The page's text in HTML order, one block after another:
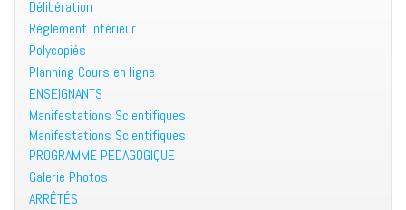
Délibération
Règlement intérieur
Polycopiés
Planning Cours en ligne
ENSEIGNANTS
Manifestations Scientifiques
Manifestations Scientifiques
PROGRAMME PEDAGOGIQUE
Galerie Photos
ARRÊTÉS